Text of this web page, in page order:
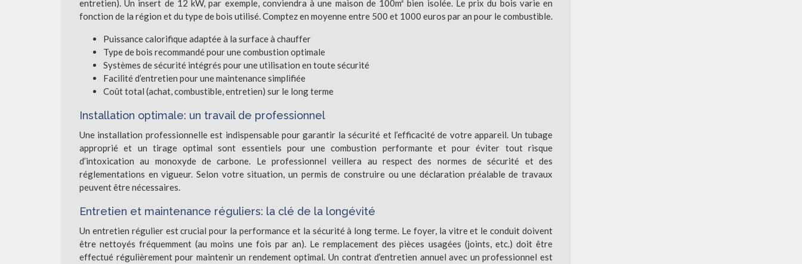
entretien). Un insert de 12 kW, par exemple, conviendra à une maison de 100m² bien isolée. Le prix du bois varie en
fonction de la région et du type de bois utilisé. Comptez en moyenne entre 500 et 1000 euros par an pour le combustible.
Puissance calorifique adaptée à la surface à chauffer
Type de bois recommandé pour une combustion optimale
Systèmes de sécurité intégrés pour une utilisation en toute sécurité
Facilité d’entretien pour une maintenance simplifiée
Coût total (achat, combustible, entretien) sur le long terme
Installation optimale: un travail de professionnel
Une installation professionnelle est indispensable pour garantir la sécurité et l’efficacité de votre appareil. Un tubage
approprié et un tirage optimal sont essentiels pour une combustion performante et pour éviter tout risque
d’intoxication au monoxyde de carbone. Le professionnel veillera au respect des normes de sécurité et des
réglementations en vigueur. Selon votre situation, un permis de construire ou une déclaration préalable de travaux
peuvent être nécessaires.
Entretien et maintenance réguliers: la clé de la longévité
Un entretien régulier est crucial pour la performance et la sécurité à long terme. Le foyer, la vitre et le conduit doivent
être nettoyés fréquemment (au moins une fois par an). Le remplacement des pièces usagées (joints, etc.) doit être
effectué régulièrement pour maintenir un rendement optimal. Un contrat d’entretien annuel avec un professionnel est